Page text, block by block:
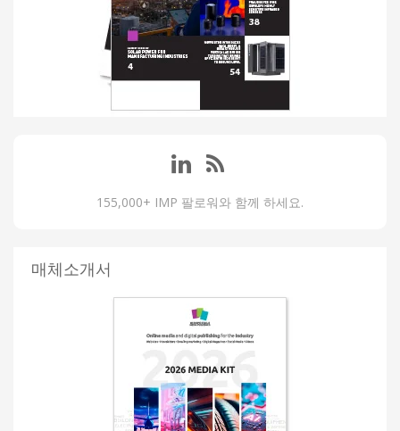
155,000+ IMP 팔로워와 함께 하세요.
매체소개서